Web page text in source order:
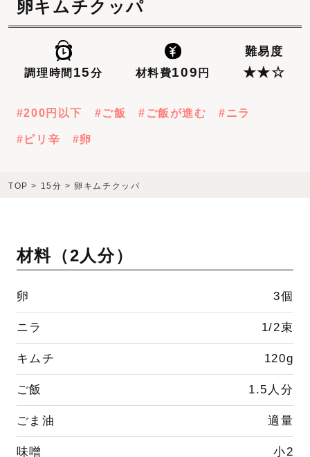
卵キムチクッパ
調理時間 15分 材料費109 円
難易度
★★☆
200円以下 ご飯 ご飯が進む ニラ
ピリ辛 卵
TOP > 15分 > 卵キムチクッパ
材料（2人分）
卵 3個
ニラ 1/2束
キムチ 120g
ご飯 1.5人分
ごま油 適量
味噌 小2